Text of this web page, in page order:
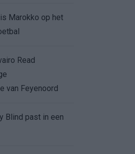
Marokko op het
Read
van Feyenoord
Blind past in een